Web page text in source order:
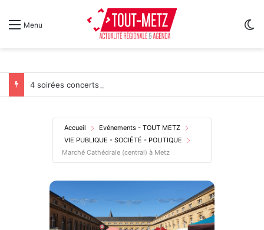
Menu
Accueil
Evénements - TOUT METZ
VIE PUBLIQUE - SOCIÉTÉ - POLITIQUE
Marché Cathédrale (central) à Metz